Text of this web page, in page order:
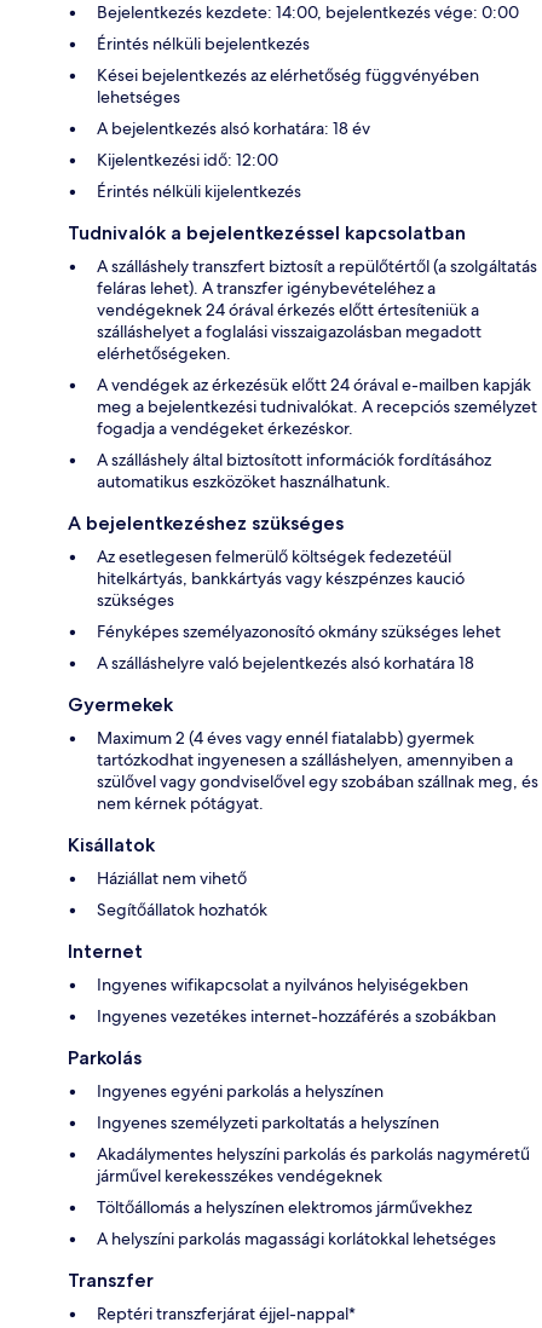
Bejelentkezés kezdete: 14:00, bejelentkezés vége: 0:00
Érintés nélküli bejelentkezés
Kései bejelentkezés az elérhetőség függvényében
lehetséges
A bejelentkezés alsó korhatára: 18 év
Kijelentkezési idő: 12:00
Érintés nélküli kijelentkezés
Tudnivalók a bejelentkezéssel kapcsolatban
A szálláshely transzfert biztosít a repülőtértől (a szolgáltatás
feláras lehet). A transzfer igénybevételéhez a
vendégeknek 24 órával érkezés előtt értesíteniük a
szálláshelyet a foglalási visszaigazolásban megadott
elérhetőségeken.
A vendégek az érkezésük előtt 24 órával e-mailben kapják
meg a bejelentkezési tudnivalókat. A recepciós személyzet
fogadja a vendégeket érkezéskor.
A szálláshely által biztosított információk fordításához
automatikus eszközöket használhatunk.
A bejelentkezéshez szükséges
Az esetlegesen felmerülő költségek fedezetéül
hitelkártyás, bankkártyás vagy készpénzes kaució
szükséges
Fényképes személyazonosító okmány szükséges lehet
A szálláshelyre való bejelentkezés alsó korhatára 18
Gyermekek
Maximum 2 (4 éves vagy ennél fiatalabb) gyermek
tartózkodhat ingyenesen a szálláshelyen, amennyiben a
szülővel vagy gondviselővel egy szobában szállnak meg, és
nem kérnek pótágyat.
Kisállatok
Háziállat nem vihető
Segítőállatok hozhatók
Internet
Ingyenes wifikapcsolat a nyilvános helyiségekben
Ingyenes vezetékes internet-hozzáférés a szobákban
Parkolás
Ingyenes egyéni parkolás a helyszínen
Ingyenes személyzeti parkoltatás a helyszínen
Akadálymentes helyszíni parkolás és parkolás nagyméretű
járművel kerekesszékes vendégeknek
Töltőállomás a helyszínen elektromos járművekhez
A helyszíni parkolás magassági korlátokkal lehetséges
Transzfer
Reptéri transzferjárat éjjel-nappal*